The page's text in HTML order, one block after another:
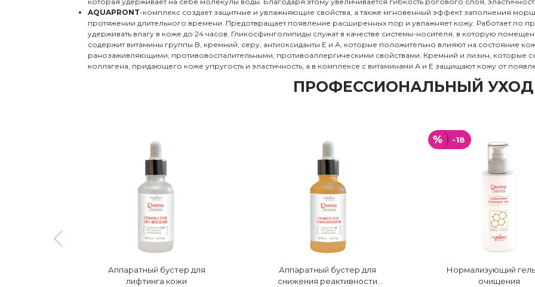
AQUAPRONT-комплекс создает защитные и увлажняющие свойства, а также мгновенный эффект заполнения
протяжении длительного времени. Предотвращает появление расширенных пор и увлажняет кожу. Работает по
удерживать влагу в коже до 24 часов. Гликосфинголипиды служат в качестве системы-носителя, в которую
содержит витамины группы B, кремний, серу, антиоксиданты Е и А, которые положительно влияют на состояние
ранозаживляющими, противовоспалительными, противоаллергическими свойствами. Кремний и лизин, которые
коллагена, придающего коже упругость и эластичность, а в комплексе с витаминами А и Е защищают кожу от
ПРОФЕССИОНАЛЬНЫЙ УХОД
Аппаратный бустер для
лифтинга кожи
Аппаратный бустер для
снижения реактивности
-18
Нормализующий
очищения